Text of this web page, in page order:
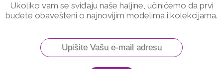
Ukoliko vam se sviđaju naše haljine, učinićemo da prvi
budete obavešteni o najnovijim modelima i kolekcijama.